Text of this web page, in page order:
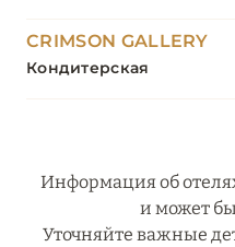
CRIMSON GALLERY
Кондитерская
Информация об
и может
Уточняйте важные